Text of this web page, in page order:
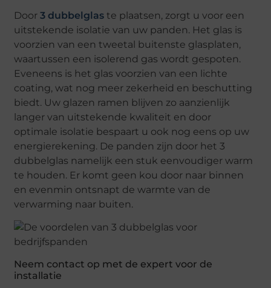
Door3 dubbelglas te plaatsen, zorgt u voor een
uitstekende isolatie van uw panden. Het glas is
voorzien van een tweetal buitenste glasplaten,
waartussen een isolerend gas wordt gespoten.
Eveneens is het glas voorzien van een lichte
coating, wat nog meer zekerheid en beschutting
biedt. Uw glazen ramen blijven zo aanzienlijk
langer van uitstekende kwaliteit en door
optimale isolatie bespaart u ook nog eens op uw
energierekening. De panden zijn door het 3
dubbelglas namelijk een stuk eenvoudiger warm
te houden. Er komt geen kou door naar binnen
en evenmin ontsnapt de warmte van de
verwarming naar buiten.
Neem contact op met de expert voor de
installatie